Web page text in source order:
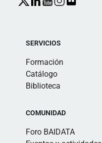
SERVICIOS
Formación
Catálogo
Biblioteca
COMUNIDAD
Foro BAIDATA